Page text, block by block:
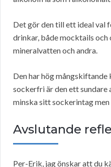
Det gör den till ett ideal val
drinkar, både mocktails
mineralvatten och andra.
Den har hög
sockerfri är den ett
minska sitt sockerintag men
Avslutande
Per-Erik, jag önskar att du